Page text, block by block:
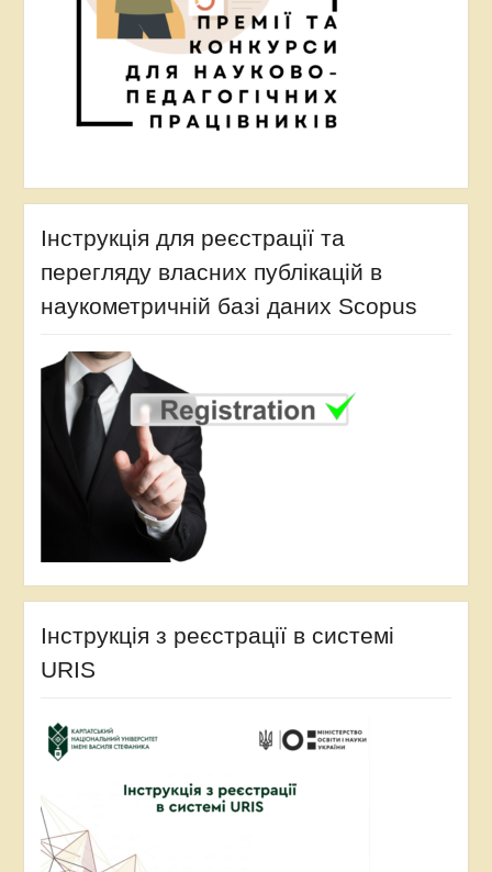
Інструкція для реєстрації та
перегляду власних публікацій в
наукометричній базі даних Scopus
Інструкція з реєстрації в системі
URIS